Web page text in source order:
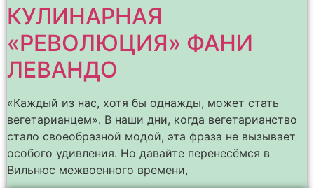
КУЛИНАРНАЯ
«РЕВОЛЮЦИЯ» ФАНИ
ЛЕВАНДО
«Каждый из нас, хотя бы однажды, может стать
вегетарианцем». В наши дни, когда вегетарианство
стало своеобразной модой, эта фраза не вызывает
особого удивления. Но давайте перенесёмся в
Вильнюс межвоенного времени,